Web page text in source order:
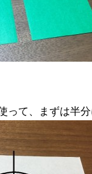
って、まずは半